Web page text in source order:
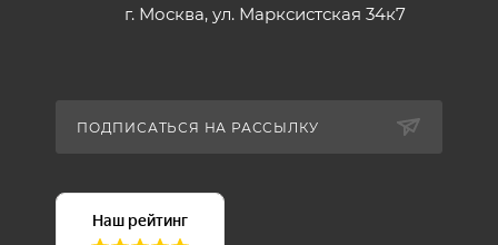
г. Москва, ул. Марксистская 34к7
ПОДПИСАТЬСЯ НА РАССЫЛКУ